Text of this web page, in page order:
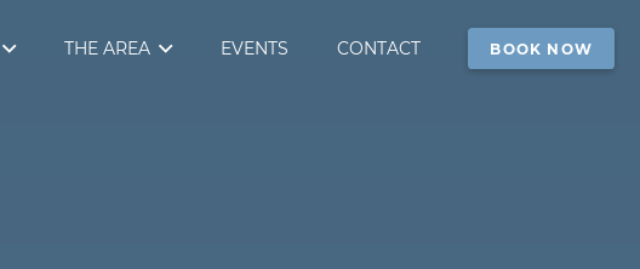
THE AREA EVENTS CONTACT BOOK NOW